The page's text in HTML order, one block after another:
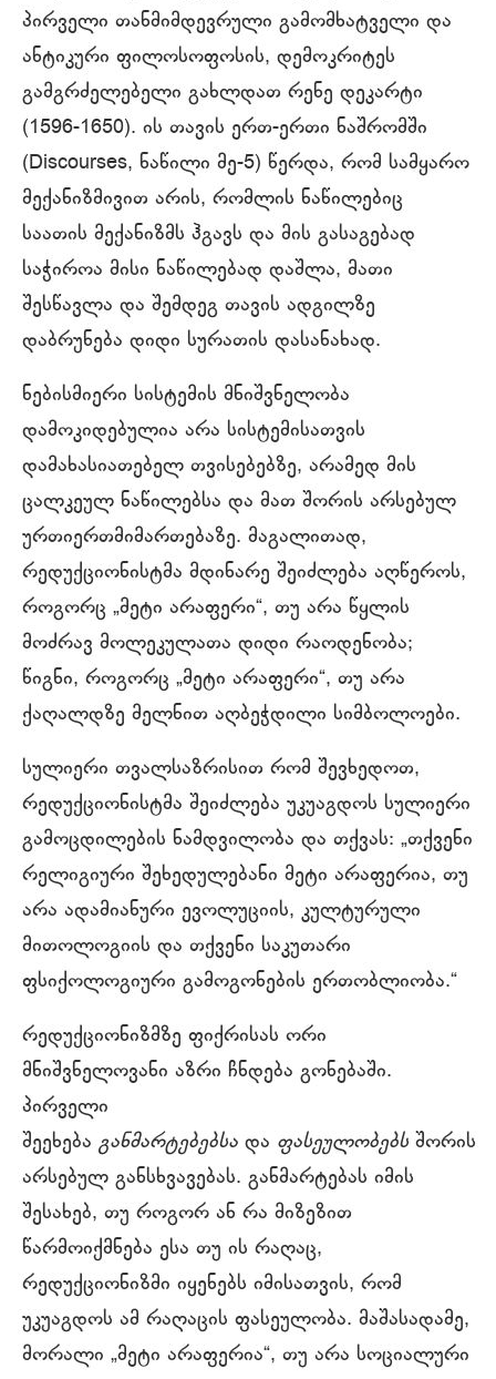
პირველი თანმიმდევრული გამომხატველი და
ანტიკური ფილოსოფოსის, დემოკრიტეს
გამგრძელებელი გახლდათ რენე დეკარტი
(1596-1650). ის თავის ერთ-ერთი ნაშრომში
(Discourses, ნაწილი მე-5) წერდა, რომ სამყარო
მექანიზმივით არის, რომლის ნაწილებიც
საათის მექანიზმს ჰგავს და მის გასაგებად
საჭიროა მისი ნაწილებად დაშლა, მათი
შესწავლა და შემდეგ თავის ადგილზე
დაბრუნება დიდი სურათის დასანახად.
ნებისმიერი სისტემის მნიშვნელობა
დამოკიდებულია არა სისტემისათვის
დამახასიათებელ თვისებებზე, არამედ მის
ცალკეულ ნაწილებსა და მათ შორის არსებულ
ურთიერთმიმართებაზე. მაგალითად,
რედუქციონისტმა მდინარე შეიძლება აღწეროს,
როგორც „მეტი არაფერი“, თუ არა წყლის
მოძრავ მოლეკულათა დიდი რაოდენობა;
წიგნი, როგორც „მეტი არაფერი“, თუ არა
ქაღალდზე მელნით აღბეჭდილი სიმბოლოები.
სულიერი თვალსაზრისით რომ შევხედოთ,
რედუქციონისტმა შეიძლება უკუაგდოს სულიერი
გამოცდილების ნამდვილობა და თქვას: „თქვენი
რელიგიური შეხედულებანი მეტი არაფერია, თუ
არა ადამიანური ევოლუციის, კულტურული
მითოლოგიის და თქვენი საკუთარი
ფსიქოლოგიური გამოგონების ერთობლიობა.“
რედუქციონიზმზე ფიქრისას ორი
მნიშვნელოვანი აზრი ჩნდება გონებაში.
პირველი
შეეხება განმარტებებსა და ფასეულობებს შორის
არსებულ განსხვავებას. განმარტებას იმის
შესახებ, თუ როგორ ან რა მიზეზით
წარმოიქმნება ესა თუ ის რაღაც,
რედუქციონიზმი იყენებს იმისათვის, რომ
უკუაგდოს ამ რაღაცის ფასეულობა. მაშასადამე,
მორალი „მეტი არაფერია“, თუ არა სოციალური